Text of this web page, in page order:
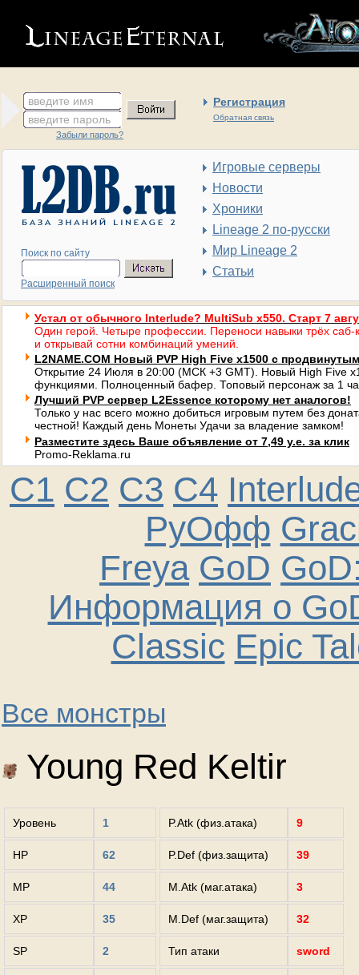
введите имя Регистрация
Обратная связь
введите пароль
Забыли пароль?
Поиск по сайту
Расширенный поиск
Игровые серверы
Новости
Хроники
Lineage 2 по-русски
Мир Lineage 2
Статьи
Устал от обычного Interlude? MultiSub x550. Старт 7
Один герой. Четыре профессии. Переноси навыки трёх саб-
и открывай сотни комбинаций умений.
L2NAME.COM Новый PVP High Five x1500 с
Открытие 24 Июля в 20:00 (МСК +3 GMT). Новый High Five
функциями. Полноценный бафер. Топовый персонаж за 1
Лучший PVP сервер L2Essence которому нет аналогов!
Только у нас всего можно добиться игровым путем без
честной! Каждый день Монеты Удачи за владение замком!
Разместите здесь Ваше объявление от 7,49 у.е. за клик
Promo-Reklama.ru
C1 C2 C3 C4
РуОфф
Freya GoD
Информация о
Classic Epic
Все монстры
Young Red Keltir
Уровень 1
HP 62
MP 44
XP 35
SP 2
P.Atk (физ.атака) 9
P.Def (физ.защита) 39
M.Atk (маг.атака) 3
M.Def (маг.защита) 32
Тип атаки sword